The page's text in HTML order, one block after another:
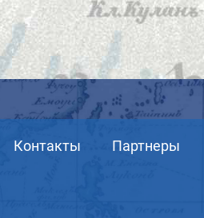
Контакты Партнеры